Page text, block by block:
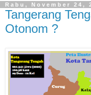
Rabu, November 24,
Tangerang
Otonom ?